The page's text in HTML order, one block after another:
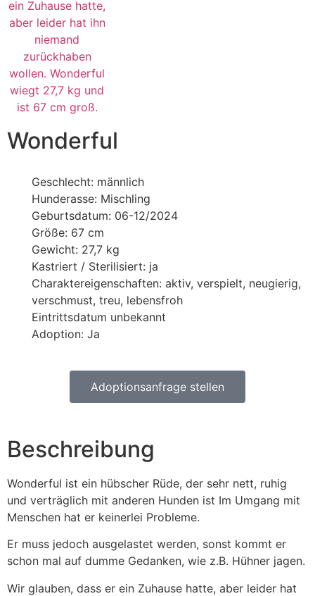
Wonderful
Geschlecht: männlich
Hunderasse: Mischling
Geburtsdatum: 06-12/2024
Größe: 67 cm
Gewicht: 27,7 kg
Kastriert / Sterilisiert: ja
Charaktereigenschaften: aktiv, verspielt, neugierig,
verschmust, treu, lebensfroh
Eintrittsdatum unbekannt
Adoption: Ja
Adoptionsanfrage stellen
Beschreibung
Wonderful ist ein hübscher Rüde, der sehr nett, ruhig
und verträglich mit anderen Hunden ist Im Umgang mit
Menschen hat er keinerlei Probleme.
Er muss jedoch ausgelastet werden, sonst kommt er
schon mal auf dumme Gedanken, wie z.B. Hühner jagen.
Wir glauben, dass er ein Zuhause hatte, aber leider hat